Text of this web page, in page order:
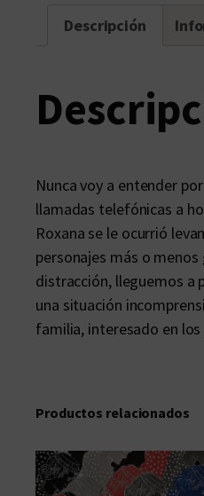
Descripción
Nunca voy a entender
llamadas telefónicas a
Roxana se le ocurrió
personajes más o
distracción, lleguemos a
una situación
familia, interesado en
Productos relacionados